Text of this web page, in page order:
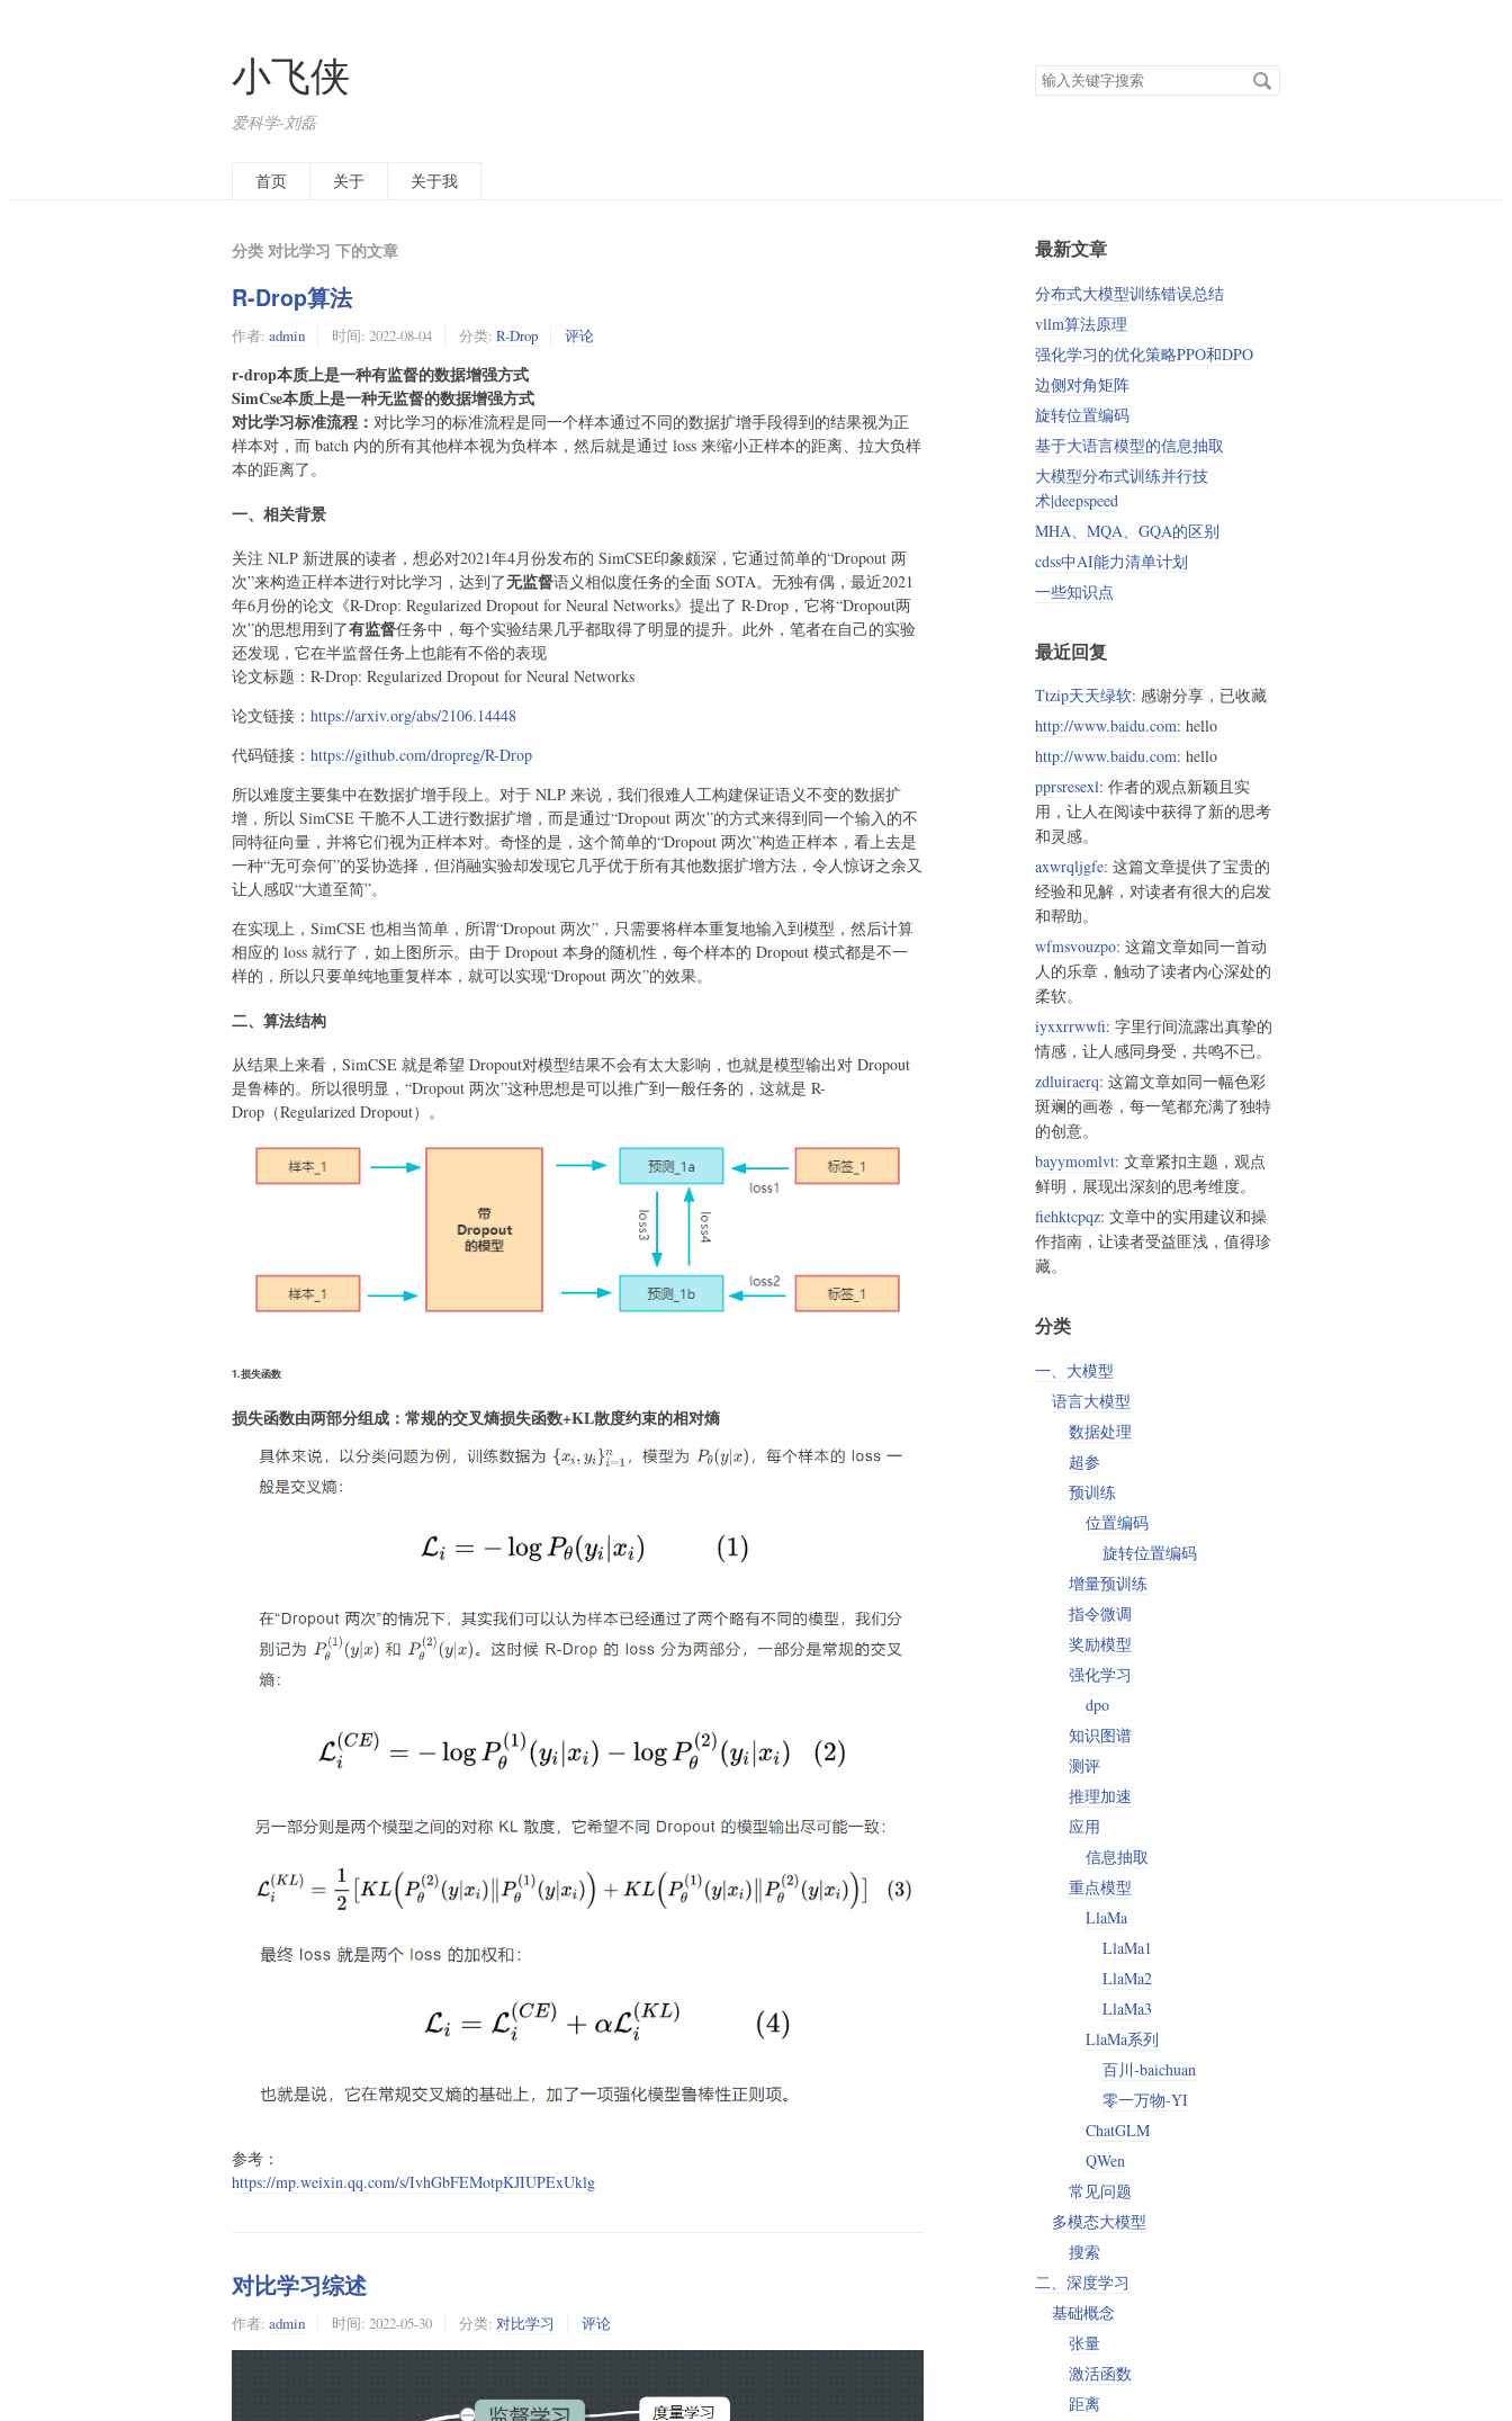
小飞侠
爱科学-刘磊
搜
首页 关于 关于我
分类 对比学习 下的文章
R-Drop算法
作者: admin 时间: 2022-08-04 分类: R-Drop 评论
r-drop本质上是一种有监督的数据增强方式
SimCse本质上是一种无监督的数据增强方式
对比学习标准流程： 对比学习的标准流程是同一个样本通过不同的数据扩增手段得到的结果视为正
样本对，而 batch 内的所有其他样本视为负样本，然后就是通过 loss 来缩小正样本的距离、拉大负样
本的距离了。
一、相关背景
关注 NLP 新进展的读者，想必对2021年4月份发布的 SimCSE印象颇深，它通过简单的“Dropout 两
次”来构造正样本进行对比学习，达到了无监督语义相似度任务的全面 SOTA。无独有偶，最近2021
年6月份的论文《R-Drop: Regularized Dropout for Neural Networks》提出了 R-Drop，它将“Dropout两
次”的思想用到了有监督任务中，每个实验结果几乎都取得了明显的提升。此外，笔者在自己的实验
还发现，它在半监督任务上也能有不俗的表现
论文标题：R-Drop: Regularized Dropout for Neural Networks
论文链接： https://arxiv.org/abs/2106.14448
代码链接： https://github.com/dropreg/R-Drop
所以难度主要集中在数据扩增手段上。对于 NLP 来说，我们很难人工构建保证语义不变的数据扩
增，所以 SimCSE 干脆不人工进行数据扩增，而是通过“Dropout 两次”的方式来得到同一个输入的不
同特征向量，并将它们视为正样本对。奇怪的是，这个简单的“Dropout 两次”构造正样本，看上去是
一种“无可奈何”的妥协选择，但消融实验却发现它几乎优于所有其他数据扩增方法，令人惊讶之余又
让人感叹“大道至简”。
在实现上，SimCSE 也相当简单，所谓“Dropout 两次”，只需要将样本重复地输入到模型，然后计算
相应的 loss 就行了，如上图所示。由于 Dropout 本身的随机性，每个样本的 Dropout 模式都是不一
样的，所以只要单纯地重复样本，就可以实现“Dropout 两次”的效果。
二、算法结构
从结果上来看，SimCSE 就是希望 Dropout对模型结果不会有太大影响，也就是模型输出对 Dropout
是鲁棒的。所以很明显，“Dropout 两次”这种思想是可以推广到一般任务的，这就是 R-
Drop（Regularized Dropout）。
1.损失函数
损失函数由两部分组成：常规的交叉熵损失函数+KL散度约束的相对熵
参考：
https://mp.weixin.qq.com/s/IvhGbFEMotpKJIUPExUklg
对比学习综述
作者: admin 时间: 2022-05-30 分类: 对比学习 评论
最新文章
分布式大模型训练错误总结
vllm算法原理
强化学习的优化策略PPO和DPO
边侧对角矩阵
旋转位置编码
基于大语言模型的信息抽取
大模型分布式训练并行技
术|deepspeed
MHA、MQA、GQA的区别
cdss中AI能力清单计划
一些知识点
最近回复
Ttzip天天绿软: 感谢分享，已收藏
http://www.baidu.com: hello
http://www.baidu.com: hello
pprsresexl: 作者的观点新颖且实
用，让人在阅读中获得了新的思考
和灵感。
axwrqljgfe: 这篇文章提供了宝贵的
经验和见解，对读者有很大的启发
和帮助。
wfmsvouzpo: 这篇文章如同一首动
人的乐章，触动了读者内心深处的
柔软。
iyxxrrwwfi: 字里行间流露出真挚的
情感，让人感同身受，共鸣不已。
zdluiraerq: 这篇文章如同一幅色彩
斑斓的画卷，每一笔都充满了独特
的创意。
bayymomlvt: 文章紧扣主题，观点
鲜明，展现出深刻的思考维度。
fiehktcpqz: 文章中的实用建议和操
作指南，让读者受益匪浅，值得珍
藏。
分类
一、大模型
语言大模型
数据处理
超参
预训练
位置编码
旋转位置编码
增量预训练
指令微调
奖励模型
强化学习
dpo
知识图谱
测评
推理加速
应用
信息抽取
重点模型
LlaMa
LlaMa1
LlaMa2
LlaMa3
LlaMa系列
百川-baichuan
零一万物-YI
ChatGLM
QWen
常见问题
多模态大模型
搜索
二、深度学习
基础概念
张量
激活函数
距离